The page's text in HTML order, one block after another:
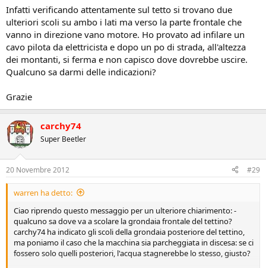
Infatti verificando attentamente sul tetto si trovano due
ulteriori scoli su ambo i lati ma verso la parte frontale che
vanno in direzione vano motore. Ho provato ad infilare un
cavo pilota da elettricista e dopo un po di strada, all'altezza
dei montanti, si ferma e non capisco dove dovrebbe uscire.
Qualcuno sa darmi delle indicazioni?
Grazie
carchy74
Super Beetler
20 Novembre 2012 #29
warren ha detto:
Ciao riprendo questo messaggio per un ulteriore chiarimento: -
qualcuno sa dove va a scolare la grondaia frontale del tettino?
carchy74 ha indicato gli scoli della grondaia posteriore del tettino,
ma poniamo il caso che la macchina sia parcheggiata in discesa: se ci
fossero solo quelli posteriori, l'acqua stagnerebbe lo stesso, giusto?